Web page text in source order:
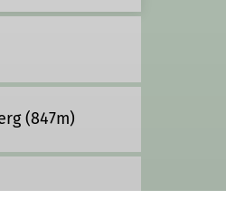
(847m)